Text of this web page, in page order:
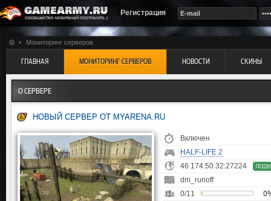
Регистрация
Мониторинг серверов
ГЛАВНАЯ МОНИТОРИНГ СЕРВЕРОВ НОВОСТИ СКИНЫ
О СЕРВЕРЕ
НОВЫЙ СЕРВЕР ОТ MYARENA.RU
Включен
HALF-LIFE 2
46.174.50.32:27224
dm_runoff
0/11